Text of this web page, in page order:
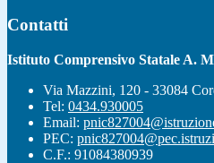
Contatti
Istituto Comprensivo Statale A.
Via Mazzini, 120 - 33084
Tel: 0434.930005
Email:
PEC:
C.F.: 91084380939